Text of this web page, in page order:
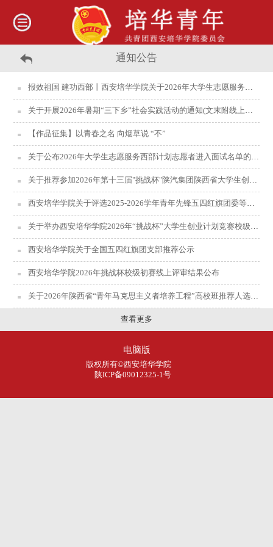
通知公告
报效祖国 建功西部丨西安培华学院关于2026年大学生志愿服务西部计划志愿者拟录取名单
关于开展2026年暑期“三下乡”社会实践活动的通知(文末附线上报名指南)
【作品征集】以青春之名 向烟草说 “不”
关于公布2026年大学生志愿服务西部计划志愿者进入面试名单的公示！
关于推荐参加2026年第十三届"挑战杯"陕汽集团陕西省大学生创业计划竞赛作品名单公示
西安培华学院关于评选2025-2026学年青年先锋五四红旗团委等共青团荣誉的通知
关于举办西安培华学院2026年“挑战杯”大学生创业计划竞赛校级终审及“青创营”优秀项目遴选的通知
西安培华学院关于‌全国五四红旗团支部推荐公示‌
西安培华学院2026年挑战杯校级初赛线上评审结果公布
关于2026年陕西省“青年马克思主义者培养工程”高校班推荐人选的公示
查看更多
电脑版
版权所有©西安培华学院
陕ICP备09012325-1号